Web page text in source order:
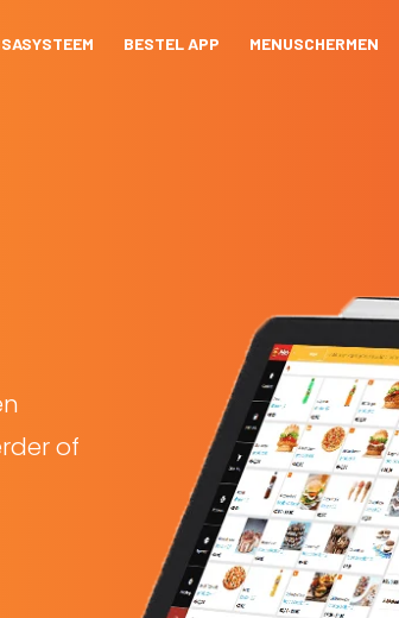
BESTEL APP MENUSCHERMEN
of